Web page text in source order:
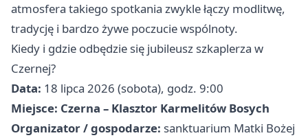
atmosfera takiego spotkania zwykle łączy modlitwę,
tradycję i bardzo żywe poczucie wspólnoty.
Kiedy i gdzie odbędzie się jubileusz szkaplerza w
Czernej?
Data: 18 lipca 2026 (sobota), godz. 9:00
Miejsce: Czerna – Klasztor Karmelitów Bosych
Organizator / gospodarze: sanktuarium Matki Bożej